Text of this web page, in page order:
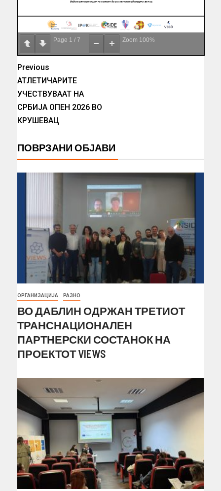
Page 1 / 7 Zoom 100%
Previous
АТЛЕТИЧАРИТЕ
УЧЕСТВУВААТ НА
СРБИЈА ОПЕН 2026 ВО
КРУШЕВАЦ
ПОВРЗАНИ ОБЈАВИ
ОРГАНИЗАЦИЈА РАЗНО
ВО ДАБЛИН ОДРЖАН ТРЕТИОТ
ТРАНСНАЦИОНАЛЕН
ПАРТНЕРСКИ СОСТАНОК НА
ПРОЕКТОТ VIEWS